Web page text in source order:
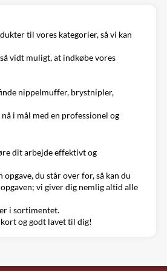
til vores kategorier, så vi kan
vidt muligt, at indkøbe vores
nippelmuffer, brystnipler,
i mål med en professionel og
dit arbejde effektivt og
du står over for, så kan du
vi giver dig nemlig altid alle
i sortimentet.
og godt lavet til dig!